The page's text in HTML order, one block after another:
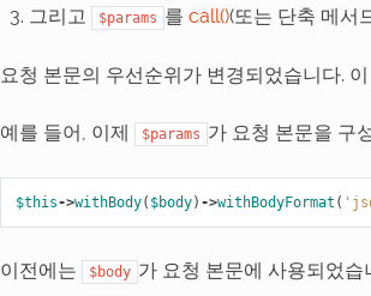
그리고
$params 를 call()(또는 단축 메서
요청 본문의 우선순위가 변경되었습니다.
예를 들어, 이제 $params 가 요청 본문을 구
$this->withBody( $body) ->withBodyFormat (
이전에는 $body 가 요청 본문에 사용되었습